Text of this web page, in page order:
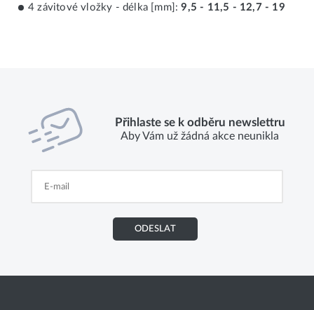
4 závitové vložky - délka [mm]:9,5 - 11,5 - 12,7 - 19
Přihlaste se k odběru newslettru
Aby Vám už žádná akce neunikla
ODESLAT